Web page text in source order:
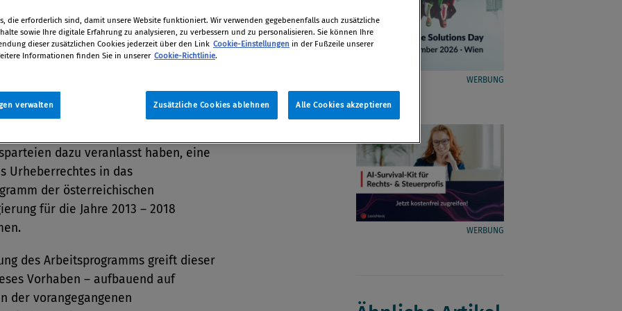
wirtschaftliche, technische und
haben zu einer
dazu veranlasst haben, eine
Urheberrechtes in das
der österreichischen
für die Jahre 2013 – 2018
des Arbeitsprogramms greift dieser
Vorhaben – aufbauend auf
der vorangegangenen
WERBUNG
WERBUNG
die erforderlich sind, damit unsere Website funktioniert. Wir verwenden gegebenenfalls auch zusätzliche
sowie Ihre digitale Erfahrung zu analysieren, zu verbessern und zu personalisieren. Sie können Ihre
dieser zusätzlichen Cookies jederzeit über den Link Cookie-Einstellungen in der Fußzeile unserer
Informationen finden Sie in unserer Cookie-Richtlinie.
Zusätzliche Cookies ablehnen Alle Cookies akzeptieren
verwalten